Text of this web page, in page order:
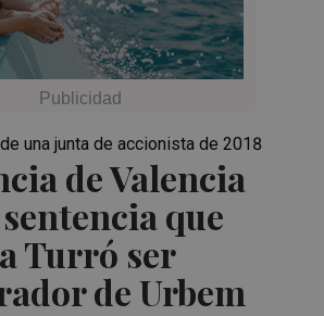
de Valencia
que
Turró ser
de Urbem
una junta de accionista de 2018